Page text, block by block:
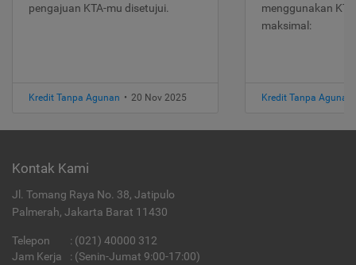
pengajuan KTA-mu disetujui.
Kredit Tanpa Agunan • 20 Nov 2025
menggunakan
maksimal:
Kredit Tanpa Agunan
Kontak Kami
Jl. Tomang Raya No. 38, Jatipulo
Palmerah, Jakarta Barat 11430
Telepon : (021) 40000 312
Jam Kerja
: (Senin-Jumat 9:00-17:00)